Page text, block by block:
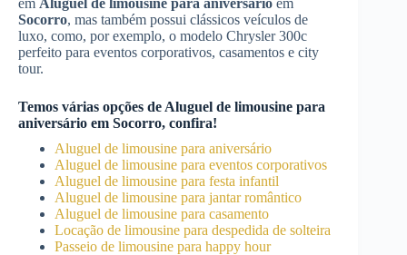
em Aluguel de limousine para aniversário em
Socorro, mas também possui clássicos veículos de
luxo, como, por exemplo, o modelo Chrysler 300c
perfeito para eventos corporativos, casamentos e city
tour.
Temos várias opções de Aluguel de limousine para
aniversário em Socorro, confira!
Aluguel de limousine para aniversário
Aluguel de limousine para eventos corporativos
Aluguel de limousine para festa infantil
Aluguel de limousine para jantar romântico
Aluguel de limousine para casamento
Locação de limousine para despedida de solteira
Passeio de limousine para happy hour